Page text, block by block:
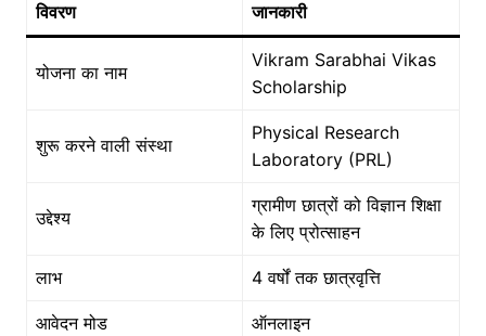
विवरण जानकारी
योजना का नाम
Vikram Sarabhai Vikas
Scholarship
शुरू करने वाली संस्था
Physical Research
Laboratory (PRL)
उद्देश्य
ग्रामीण छात्रों को विज्ञान शिक्षा
के लिए प्रोत्साहन
लाभ 4 वर्षों तक छात्रवृत्ति
आवेदन मोड ऑनलाइन